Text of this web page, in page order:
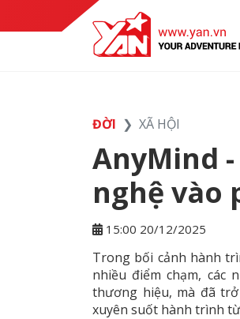
ĐỜI XÃ HỘI
AnyMind
nghệ
15:00 20/12/2025
Trong bối cảnh hành
nhiều điểm chạm, các
thương hiệu, mà đã
xuyên suốt hành trình